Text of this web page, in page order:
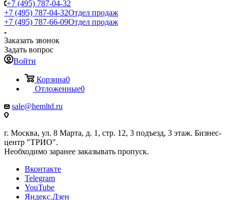
+7 (495) 787-04-32
+7 (495) 787-04-32Отдел продаж
+7 (495) 787-66-09Отдел продаж
Заказать звонок
Задать вопрос
Войти
Корзина0
Отложенные0
sale@hemltd.ru
г. Москва, ул. 8 Марта, д. 1, стр. 12, 3 подъезд, 3 этаж. Бизнес-
центр "ТРИО".
Необходимо заранее заказывать пропуск.
Вконтакте
Telegram
YouTube
Яндекс.Дзен